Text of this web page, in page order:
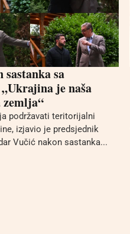
sastanka sa
je naša
podržavati teritorijalni
izjavio je predsjednik
Vučić nakon sastanka...